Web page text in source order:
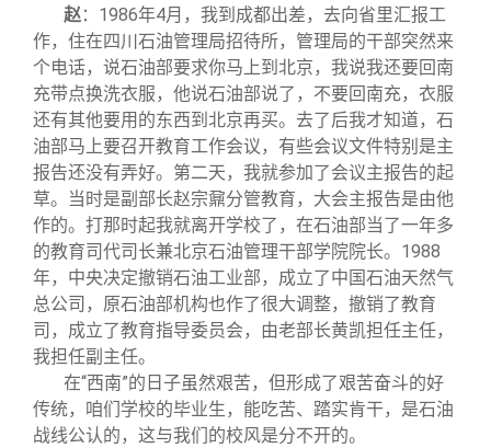
赵：1986年4月，我到成都出差，去向省里汇报工
作，住在四川石油管理局招待所，管理局的干部突然来
个电话，说石油部要求你马上到北京，我说我还要回南
充带点换洗衣服，他说石油部说了，不要回南充，衣服
还有其他要用的东西到北京再买。去了后我才知道，石
油部马上要召开教育工作会议，有些会议文件特别是主
报告还没有弄好。第二天，我就参加了会议主报告的起
草。当时是副部长赵宗鼐分管教育，大会主报告是由他
作的。打那时起我就离开学校了，在石油部当了一年多
的教育司代司长兼北京石油管理干部学院院长。1988
年，中央决定撤销石油工业部，成立了中国石油天然气
总公司，原石油部机构也作了很大调整，撤销了教育
司，成立了教育指导委员会，由老部长黄凯担任主任，
我担任副主任。
在“西南”的日子虽然艰苦，但形成了艰苦奋斗的好
传统，咱们学校的毕业生，能吃苦、踏实肯干，是石油
战线公认的，这与我们的校风是分不开的。